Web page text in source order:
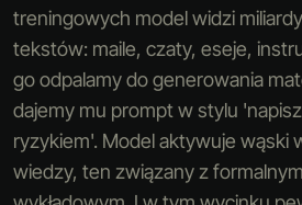
treningowych model widzi
tekstów: maile, czaty, eseje,
go odpalamy do generowania
dajemy mu prompt w stylu
ryzykiem'. Model aktywuje wąski
wiedzy, ten związany z